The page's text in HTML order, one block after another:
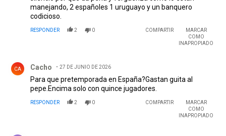
manejando, 2 españoles 1 uruguayo y un banquero
codicioso.
RESPONDER 2 0 COMPARTIR
MARCAR
COMO
INAPROPIADO
CA Cacho 27 DE JUNIO DE 2026
Para que pretemporada en España?Gastan guita al
pepe.Encima solo con quince jugadores.
RESPONDER 2 0 COMPARTIR
MARCAR
COMO
INAPROPIADO